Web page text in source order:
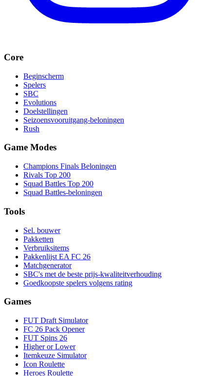
Core
Beginscherm
Spelers
SBC
Evolutions
Doelstellingen
Seizoensvooruitgang-beloningen
Rush
Game Modes
Champions Finals Beloningen
Rivals Top 200
Squad Battles Top 200
Squad Battles-beloningen
Tools
Sel. bouwer
Pakketten
Verbruiksitems
Pakkenlijst EA FC 26
Matchgenerator
SBC's met de beste prijs-kwaliteitverhouding
Goedkoopste spelers volgens rating
Games
FUT Draft Simulator
FC 26 Pack Opener
FUT Spins 26
Higher or Lower
Itemkeuze Simulator
Icon Roulette
Heroes Roulette